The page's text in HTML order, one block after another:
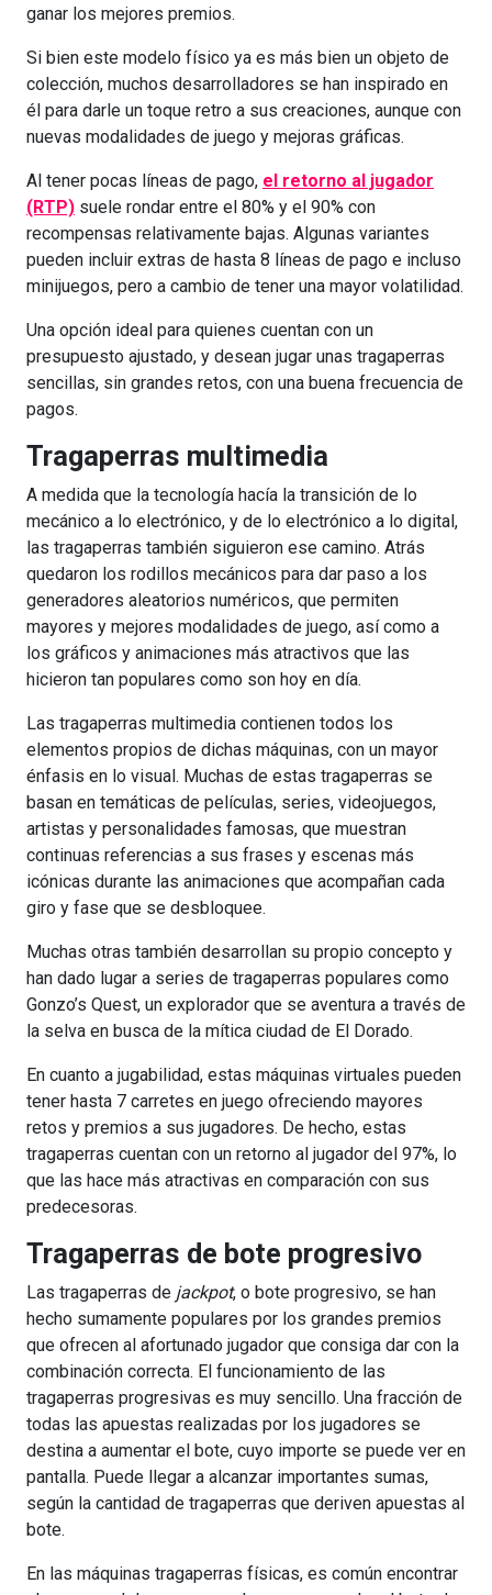
ganar los mejores premios.
Si bien este modelo físico ya es más bien un objeto de
colección, muchos desarrolladores se han inspirado en
él para darle un toque retro a sus creaciones, aunque con
nuevas modalidades de juego y mejoras gráficas.
Al tener pocas líneas de pago, el retorno al jugador
(RTP) suele rondar entre el 80% y el 90% con
recompensas relativamente bajas. Algunas variantes
pueden incluir extras de hasta 8 líneas de pago e incluso
minijuegos, pero a cambio de tener una mayor volatilidad.
Una opción ideal para quienes cuentan con un
presupuesto ajustado, y desean jugar unas tragaperras
sencillas, sin grandes retos, con una buena frecuencia de
pagos.
Tragaperras multimedia
A medida que la tecnología hacía la transición de lo
mecánico a lo electrónico, y de lo electrónico a lo digital,
las tragaperras también siguieron ese camino. Atrás
quedaron los rodillos mecánicos para dar paso a los
generadores aleatorios numéricos, que permiten
mayores y mejores modalidades de juego, así como a
los gráficos y animaciones más atractivos que las
hicieron tan populares como son hoy en día.
Las tragaperras multimedia contienen todos los
elementos propios de dichas máquinas, con un mayor
énfasis en lo visual. Muchas de estas tragaperras se
basan en temáticas de películas, series, videojuegos,
artistas y personalidades famosas, que muestran
continuas referencias a sus frases y escenas más
icónicas durante las animaciones que acompañan cada
giro y fase que se desbloquee.
Muchas otras también desarrollan su propio concepto y
han dado lugar a series de tragaperras populares como
Gonzo’s Quest, un explorador que se aventura a través de
la selva en busca de la mítica ciudad de El Dorado.
En cuanto a jugabilidad, estas máquinas virtuales pueden
tener hasta 7 carretes en juego ofreciendo mayores
retos y premios a sus jugadores. De hecho, estas
tragaperras cuentan con un retorno al jugador del 97%, lo
que las hace más atractivas en comparación con sus
predecesoras.
Tragaperras de bote progresivo
Las tragaperras de jackpot, o bote progresivo, se han
hecho sumamente populares por los grandes premios
que ofrecen al afortunado jugador que consiga dar con la
combinación correcta. El funcionamiento de las
tragaperras progresivas es muy sencillo. Una fracción de
todas las apuestas realizadas por los jugadores se
destina a aumentar el bote, cuyo importe se puede ver en
pantalla. Puede llegar a alcanzar importantes sumas,
según la cantidad de tragaperras que deriven apuestas al
bote.
En las máquinas tragaperras físicas, es común encontrar